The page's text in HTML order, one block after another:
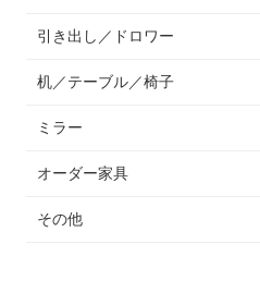
引き出し／ドロワー
机／テーブル／椅子
ミラー
オーダー家具
その他